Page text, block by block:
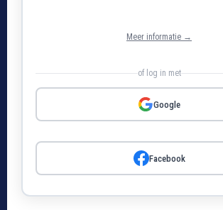
Meer informatie →
of log in met
Google
Facebook